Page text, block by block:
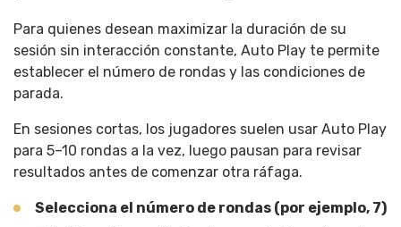
Para quienes desean maximizar la duración de su
sesión sin interacción constante, Auto Play te permite
establecer el número de rondas y las condiciones de
parada.
En sesiones cortas, los jugadores suelen usar Auto Play
para 5–10 rondas a la vez, luego pausan para revisar
resultados antes de comenzar otra ráfaga.
Selecciona el número de rondas (por ejemplo, 7)